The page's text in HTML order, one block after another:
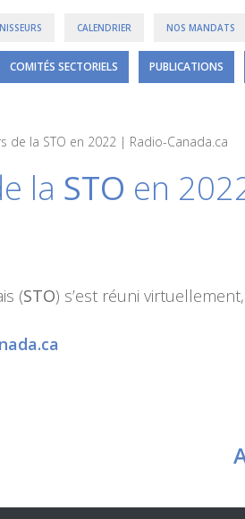
CALENDRIER NOS MANDATS
COMITÉS SECTORIELS PUBLICATIONS
de la STO en 2022 | Radio-Canada.ca
la STO en
(STO) s’est réuni